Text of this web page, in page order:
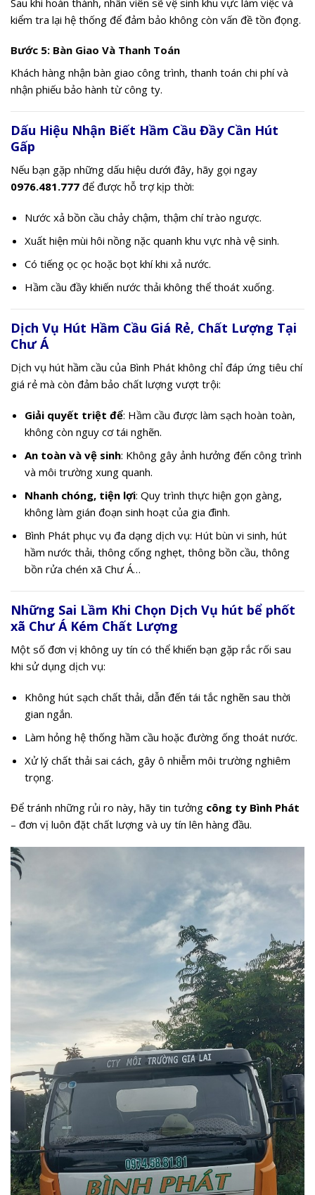
kiểm tra lại hệ thống để đảm bảo không còn vấn đề tồn đọng.
Bước 5: Bàn Giao Và Thanh Toán
Khách hàng nhận bàn giao công trình, thanh toán chi phí và
nhận phiếu bảo hành từ công ty.
Dấu Hiệu Nhận Biết Hầm Cầu Đầy Cần Hút
Gấp
Nếu bạn gặp những dấu hiệu dưới đây, hãy gọi ngay
0976.481.777 để được hỗ trợ kịp thời:
Nước xả bồn cầu chảy chậm, thậm chí trào ngược.
Xuất hiện mùi hôi nồng nặc quanh khu vực nhà vệ sinh.
Có tiếng ọc ọc hoặc bọt khí khi xả nước.
Hầm cầu đầy khiến nước thải không thể thoát xuống.
Dịch Vụ Hút Hầm Cầu Giá Rẻ, Chất Lượng Tại
Chư Á
Dịch vụ hút hầm cầu của Bình Phát không chỉ đáp ứng tiêu chí
giá rẻ mà còn đảm bảo chất lượng vượt trội:
Giải quyết triệt để: Hầm cầu được làm sạch hoàn toàn,
không còn nguy cơ tái nghẽn.
An toàn và vệ sinh: Không gây ảnh hưởng đến công trình
và môi trường xung quanh.
Nhanh chóng, tiện lợi: Quy trình thực hiện gọn gàng,
không làm gián đoạn sinh hoạt của gia đình.
Bình Phát phục vụ đa dạng dịch vụ: Hút bùn vi sinh, hút
hầm nước thải, thông cống nghẹt, thông bồn cầu, thông
bồn rửa chén xã Chư Á…
Những Sai Lầm Khi Chọn Dịch Vụ hút bể phốt
xã Chư Á Kém Chất Lượng
Một số đơn vị không uy tín có thể khiến bạn gặp rắc rối sau
khi sử dụng dịch vụ:
Không hút sạch chất thải, dẫn đến tái tắc nghẽn sau thời
gian ngắn.
Làm hỏng hệ thống hầm cầu hoặc đường ống thoát nước.
Xử lý chất thải sai cách, gây ô nhiễm môi trường nghiêm
trọng.
Để tránh những rủi ro này, hãy tin tưởng công ty Bình Phát
– đơn vị luôn đặt chất lượng và uy tín lên hàng đầu.